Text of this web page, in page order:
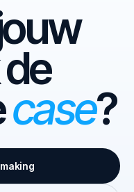
case?